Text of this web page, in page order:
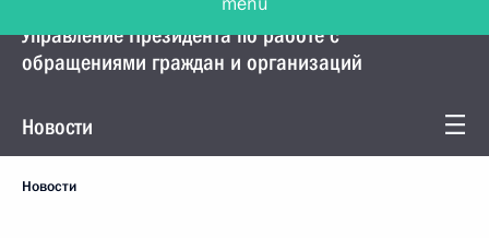
Управление Президента по работе с
обращениями граждан и организаций
Новости
Новости